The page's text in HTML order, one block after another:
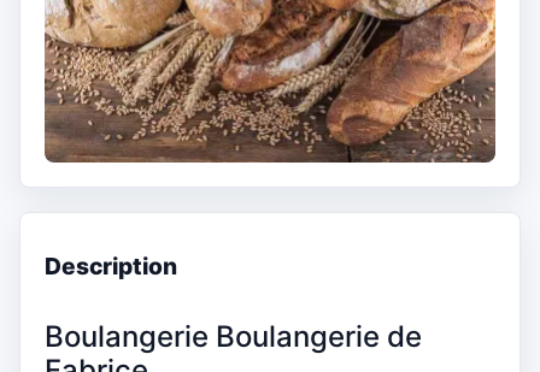
Description
Boulangerie Boulangerie de